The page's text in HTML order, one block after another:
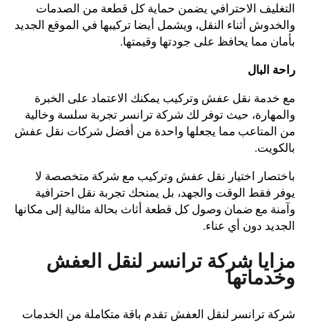
التغليف الاحترافي يضمن حماية كل قطعة من الصدمات
والخدوش أثناء النقل، ويشمل أيضا تركيبها في الموقع الجديد
بأمان مما يحافظ على جودتها وقيمتها.
راحة البال
مع خدمة نقل عفش وتركيب يمكنك الاعتماد على الخبرة
والمهارة، حيث توفر لك شركة ترانسر تجربة سلسة وخالية
من المتاعب مما يجعلها واحدة من أفضل شركات نقل عفش
بالكويت.
باختصار اختيار نقل عفش وتركيب مع شركة متخصصة لا
يوفر فقط الوقت والجهد، بل يمنحك تجربة نقل احترافية
وآمنة مع ضمان وصول كل قطعة أثاث بحالة مثالية إلى مكانها
الجديد دون أي عناء.
مزايا شركة ترانسر لنقل العفش
وخدماتها
شركة ترانسر لنقل العفش تقدم باقة متكاملة من الخدمات